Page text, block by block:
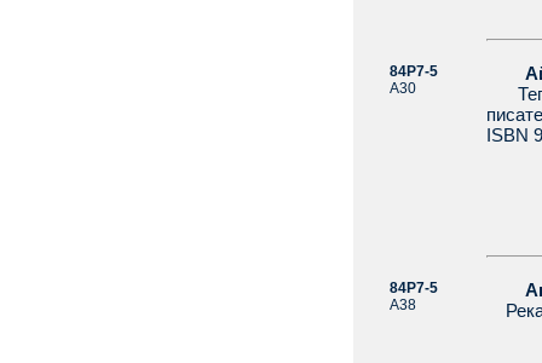
84Р7-5
А30
ISBN
84Р7-5
А38